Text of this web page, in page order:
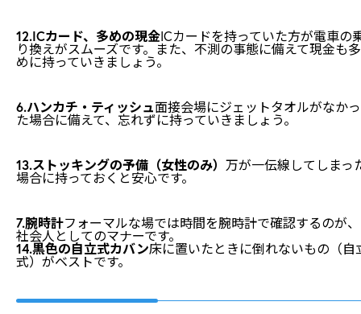
12.ICカード、多めの現金ICカードを持っていた方が電車の
り換えがスムーズです。また、不測の事態に備えて現金も多
めに持っていきましょう。
6.ハンカチ・ティッシュ面接会場にジェットタオルがなかっ
た場合に備えて、忘れずに持っていきましょう。
13.ストッキングの予備（女性のみ） 万が一伝線してしまっ
場合に持っておくと安心です。
7.腕時計フォーマルな場では時間を腕時計で確認するのが、
社会人としてのマナーです。
14.黒色の自立式カバン床に置いたときに倒れないもの（自
式）がベストです。